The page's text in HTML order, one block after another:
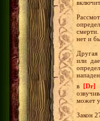
нет и
Другая
или
в [Dr]
может
Закон